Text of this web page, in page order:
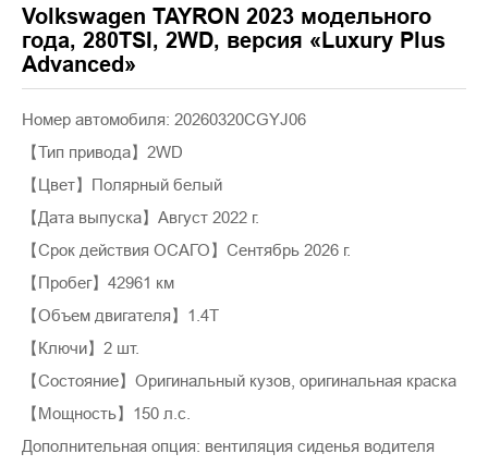
Volkswagen TAYRON 2023 модельного
года, 280TSI, 2WD, версия «Luxury Plus
Advanced»
Номер автомобиля: 20260320CGYJ06
【Тип привода】2WD
【Цвет】Полярный белый
【Дата выпуска】Август 2022 г.
【Срок действия ОСАГО】Сентябрь 2026 г.
【Пробег】42961 км
【Объем двигателя】1.4T
【Ключи】2 шт.
【Состояние】Оригинальный кузов, оригинальная краска
【Мощность】150 л.с.
Дополнительная опция: вентиляция сиденья водителя